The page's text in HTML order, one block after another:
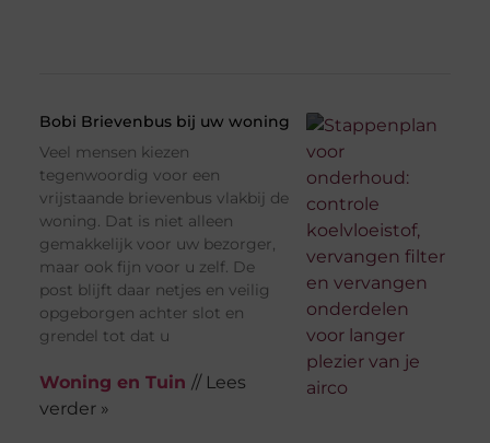
Bobi Brievenbus bij uw woning
Veel mensen kiezen
tegenwoordig voor een
vrijstaande brievenbus vlakbij de
woning. Dat is niet alleen
gemakkelijk voor uw bezorger,
maar ook fijn voor u zelf. De
post blijft daar netjes en veilig
opgeborgen achter slot en
grendel tot dat u
Woning en Tuin // Lees
verder »